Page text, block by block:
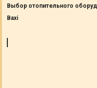
Выбор отопительного
Baxi